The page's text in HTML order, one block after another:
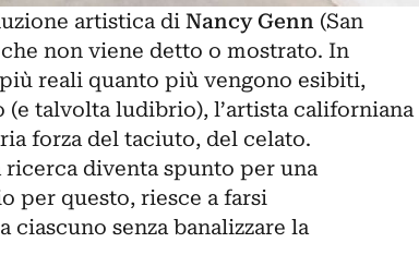
artistica di Nancy Genn(San
non viene detto o mostrato. In
reali quanto più vengono esibiti,
talvolta ludibrio), l’artista californiana
forza del taciuto, del celato.
diventa spunto per una
per questo, riesce a farsi
senza banalizzare la